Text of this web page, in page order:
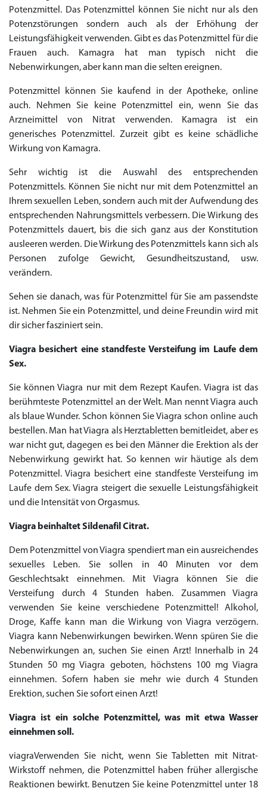
Potenzmittel. Das Potenzmittel können Sie nicht nur als den
Potenzstörungen sondern auch als der Erhöhung der
Leistungsfähigkeit verwenden. Gibt es das Potenzmittel für die
Frauen auch. Kamagra hat man typisch nicht die
Nebenwirkungen, aber kann man die selten ereignen.
Potenzmittel können Sie kaufend in der Apotheke, online
auch. Nehmen Sie keine Potenzmittel ein, wenn Sie das
Arzneimittel von Nitrat verwenden. Kamagra ist ein
generisches Potenzmittel. Zurzeit gibt es keine schädliche
Wirkung von Kamagra.
Sehr wichtig ist die Auswahl des entsprechenden
Potenzmittels. Können Sie nicht nur mit dem Potenzmittel an
Ihrem sexuellen Leben, sondern auch mit der Aufwendung des
entsprechenden Nahrungsmittels verbessern. Die Wirkung des
Potenzmittels dauert, bis die sich ganz aus der Konstitution
ausleeren werden. Die Wirkung des Potenzmittels kann sich als
Personen zufolge Gewicht, Gesundheitszustand, usw.
verändern.
Sehen sie danach, was für Potenzmittel für Sie am passendste
ist. Nehmen Sie ein Potenzmittel, und deine Freundin wird mit
dir sicher fasziniert sein.
Viagra besichert eine standfeste Versteifung im Laufe dem
Sex.
Sie können Viagra nur mit dem Rezept Kaufen. Viagra ist das
berühmteste Potenzmittel an der Welt. Man nennt Viagra auch
als blaue Wunder. Schon können Sie Viagra schon online auch
bestellen. Man hat Viagra als Herztabletten bemitleidet, aber es
war nicht gut, dagegen es bei den Männer die Erektion als der
Nebenwirkung gewirkt hat. So kennen wir häutige als dem
Potenzmittel. Viagra besichert eine standfeste Versteifung im
Laufe dem Sex. Viagra steigert die sexuelle Leistungsfähigkeit
und die Intensität von Orgasmus.
Viagra beinhaltet Sildenafil Citrat.
Dem Potenzmittel von Viagra spendiert man ein ausreichendes
sexuelles Leben. Sie sollen in 40 Minuten vor dem
Geschlechtsakt einnehmen. Mit Viagra können Sie die
Versteifung durch 4 Stunden haben. Zusammen Viagra
verwenden Sie keine verschiedene Potenzmittel! Alkohol,
Droge, Kaffe kann man die Wirkung von Viagra verzögern.
Viagra kann Nebenwirkungen bewirken. Wenn spüren Sie die
Nebenwirkungen an, suchen Sie einen Arzt! Innerhalb in 24
Stunden 50 mg Viagra geboten, höchstens 100 mg Viagra
einnehmen. Sofern haben sie mehr wie durch 4 Stunden
Erektion, suchen Sie sofort einen Arzt!
Viagra ist ein solche Potenzmittel, was mit etwa Wasser
einnehmen soll.
viagraVerwenden Sie nicht, wenn Sie Tabletten mit Nitrat-
Wirkstoff nehmen, die Potenzmittel haben früher allergische
Reaktionen bewirkt. Benutzen Sie keine Potenzmittel unter 18
€26.35
← Return to shop to Cart
€28.17
← Return to shop to Cart
€29.08
← Return to shop to Cart
€23.62
← Return to shop to Cart
€29.98
← Return to shop to Cart
€27.26
← Return to shop to Cart
€36.34
← Return to shop to Cart
€29.08
← Return to shop to Cart
€62.69
← Return to shop to Cart
€25.44
← Return to shop to Cart
€138.11
← Return to shop to Cart
€56.33
← Return to shop to Cart
€45.43
← Return to shop to Cart
€0.00
← Return to shop to Cart
€37.25
← Return to shop to Cart
€15.45
← Return to shop to Cart
€0.00
← Return to shop to Cart
€0.00
← Return to shop to Cart
€0.00
← Return to shop to Cart
€14.54
← Return to shop to Cart
€0.00
← Return to shop to Cart
€0.00
← Return to shop to Cart